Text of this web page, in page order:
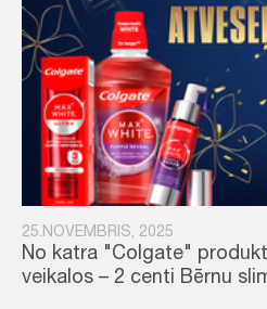
25.NOVEMBRIS, 2025
No katra "Colgate"
veikalos – 2 centi Bērnu